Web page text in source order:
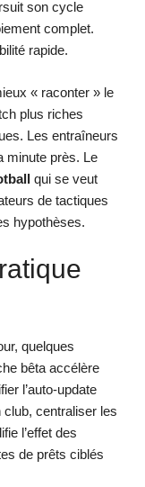
son cycle
complet.
rapide.
« raconter » le
plus riches
Les entraîneurs
minute près. Le
qui se veut
de tactiques
hypothèses.
quelques
bêta accélère
l’auto-update
centraliser les
l’effet des
de prêts ciblés